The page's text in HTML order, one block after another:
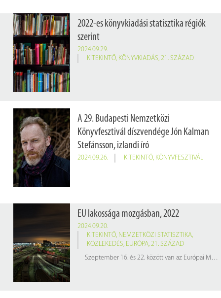
2022-es könyvkiadási statisztika régiók
szerint
2024.09.29.
KITEKINTŐ, KÖNYVKIADÁS, 21. SZÁZAD
A 29. Budapesti Nemzetközi
Könyvfesztivál díszvendége Jón Kalman
Stefánsson, izlandi író
2024.09.26. KITEKINTŐ, KÖNYVFESZTIVÁL
EU lakossága mozgásban, 2022
2024.09.20.
KITEKINTŐ, NEMZETKÖZI STATISZTIKA,
KÖZLEKEDÉS, EURÓPA, 21. SZÁZAD
Szeptember 16. és 22. között van az Európai Mobilitási Hét, amelynek célja a környezetbarát és fenntartható városi közlekedés népszerűsítése. A 2024. évi mottó: "Mindannyiunké a tér", ami arra hívja fel a figyelmet, hogy közösen döntsük el, miként használjuk a közterületeket, és gondoskodjunk arról, hogy mindenki – különösen a gyalogosok és a kerékpárosok – kellemes környezetben, biztonságosan és kényelmesen közlekedhessen.